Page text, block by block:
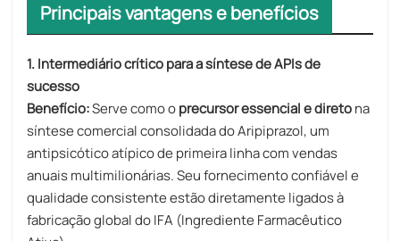
Principais vantagens e benefícios
1. Intermediário crítico para a síntese de APIs de
sucesso
Benefício:Serve como oprecursor essencial e diretona
síntese comercial consolidada do Aripiprazol, um
antipsicótico atípico de primeira linha com vendas
anuais multimilionárias. Seu fornecimento confiável e
qualidade consistente estão diretamente ligados à
fabricação global do IFA (Ingrediente Farmacêutico